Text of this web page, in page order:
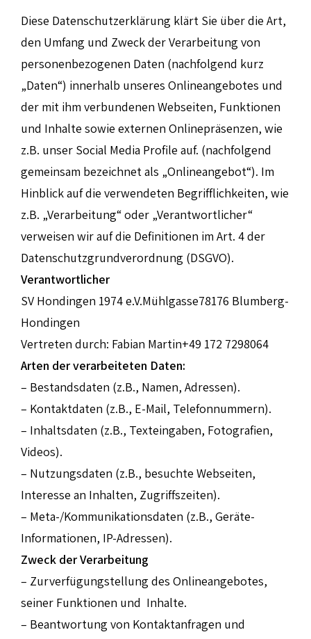
Diese Datenschutzerklärung klärt Sie über die Art,
den Umfang und Zweck der Verarbeitung von
personenbezogenen Daten (nachfolgend kurz
„Daten“) innerhalb unseres Onlineangebotes und
der mit ihm verbundenen Webseiten, Funktionen
und Inhalte sowie externen Onlinepräsenzen, wie
z.B. unser Social Media Profile auf. (nachfolgend
gemeinsam bezeichnet als „Onlineangebot“). Im
Hinblick auf die verwendeten Begrifflichkeiten, wie
z.B. „Verarbeitung“ oder „Verantwortlicher“
verweisen wir auf die Definitionen im Art. 4 der
Datenschutzgrundverordnung (DSGVO).
Verantwortlicher
SV Hondingen 1974 e.V.Mühlgasse78176 Blumberg-
Hondingen
Vertreten durch: Fabian Martin+49 172 7298064
Arten der verarbeiteten Daten:
– Bestandsdaten (z.B., Namen, Adressen).
– Kontaktdaten (z.B., E-Mail, Telefonnummern).
– Inhaltsdaten (z.B., Texteingaben, Fotografien,
Videos).
– Nutzungsdaten (z.B., besuchte Webseiten,
Interesse an Inhalten, Zugriffszeiten).
– Meta-/Kommunikationsdaten (z.B., Geräte-
Informationen, IP-Adressen).
Zweck der Verarbeitung
– Zurverfügungstellung des Onlineangebotes,
seiner Funktionen und Inhalte.
– Beantwortung von Kontaktanfragen und